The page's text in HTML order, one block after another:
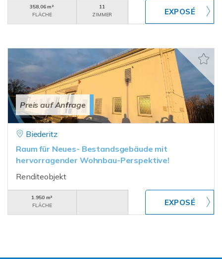
358,06 m²
FLÄCHE
11
ZIMMER
Preis auf Anfrage
Biederitz
Raum für Neues- Bestandsgebäude mit
hervorragender Wohnbau-Perspektive!
Renditeobjekt
1.950 m²
FLÄCHE